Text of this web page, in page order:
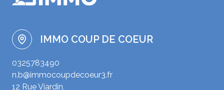
IMMO COUP DE COEUR
0325783490
n.b@immocoupdecoeur3.fr
12 Rue Viardin,